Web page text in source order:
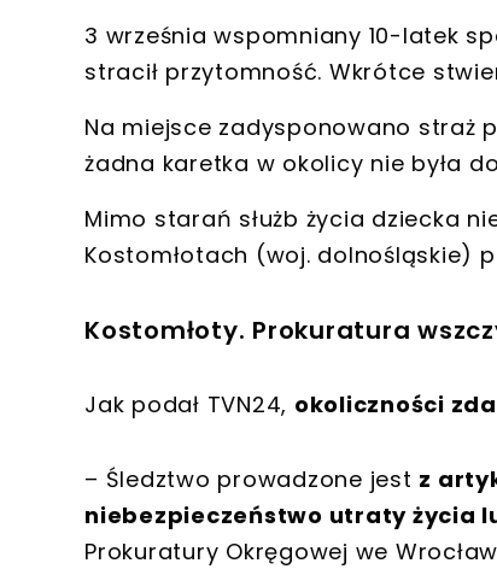
3 września wspomniany 10-latek
stracił przytomność. Wkrótce
Na miejsce zadysponowano straż
żadna karetka w okolicy nie była
Mimo starań służb życia dziecka
Kostomłotach (woj. dolnośląskie)
Kostomłoty. Prokuratura
Jak podał TVN24, okoliczności
– Śledztwo prowadzone jest z
niebezpieczeństwo utraty życia
Prokuratury Okręgowej we